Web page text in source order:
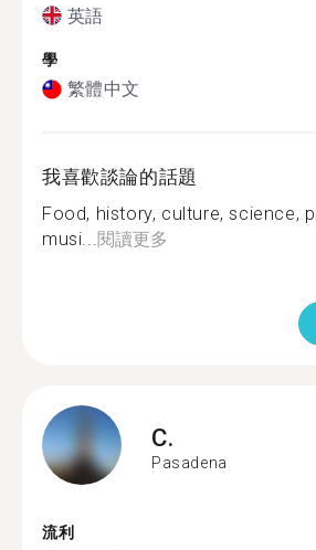
英語
學
繁體中文
我喜歡談論的話題
Food, history, culture, science,
musi...閱讀更多
C.
Pasadena
流利